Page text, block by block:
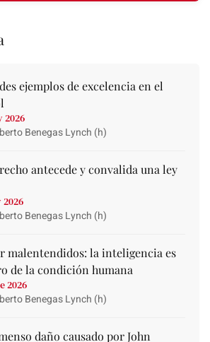
ejemplos de excelencia en el
2026
Benegas Lynch (h)
antecede y convalida una ley
2026
Benegas Lynch (h)
malentendidos: la inteligencia es
de la condición humana
2026
Benegas Lynch (h)
daño causado por John